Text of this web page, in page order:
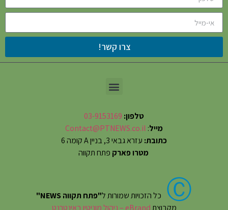
צרו קשר!
טלפון: 03-9153169
מייל:
Contact@PTNEWS.co.il
כתובת: עזרא גבאי 3, בניין A קומה 6
מטרו פארק פתח תקווה
Ⓒ כל הזכויות שמורות ל"פתח תקווה NEWS"